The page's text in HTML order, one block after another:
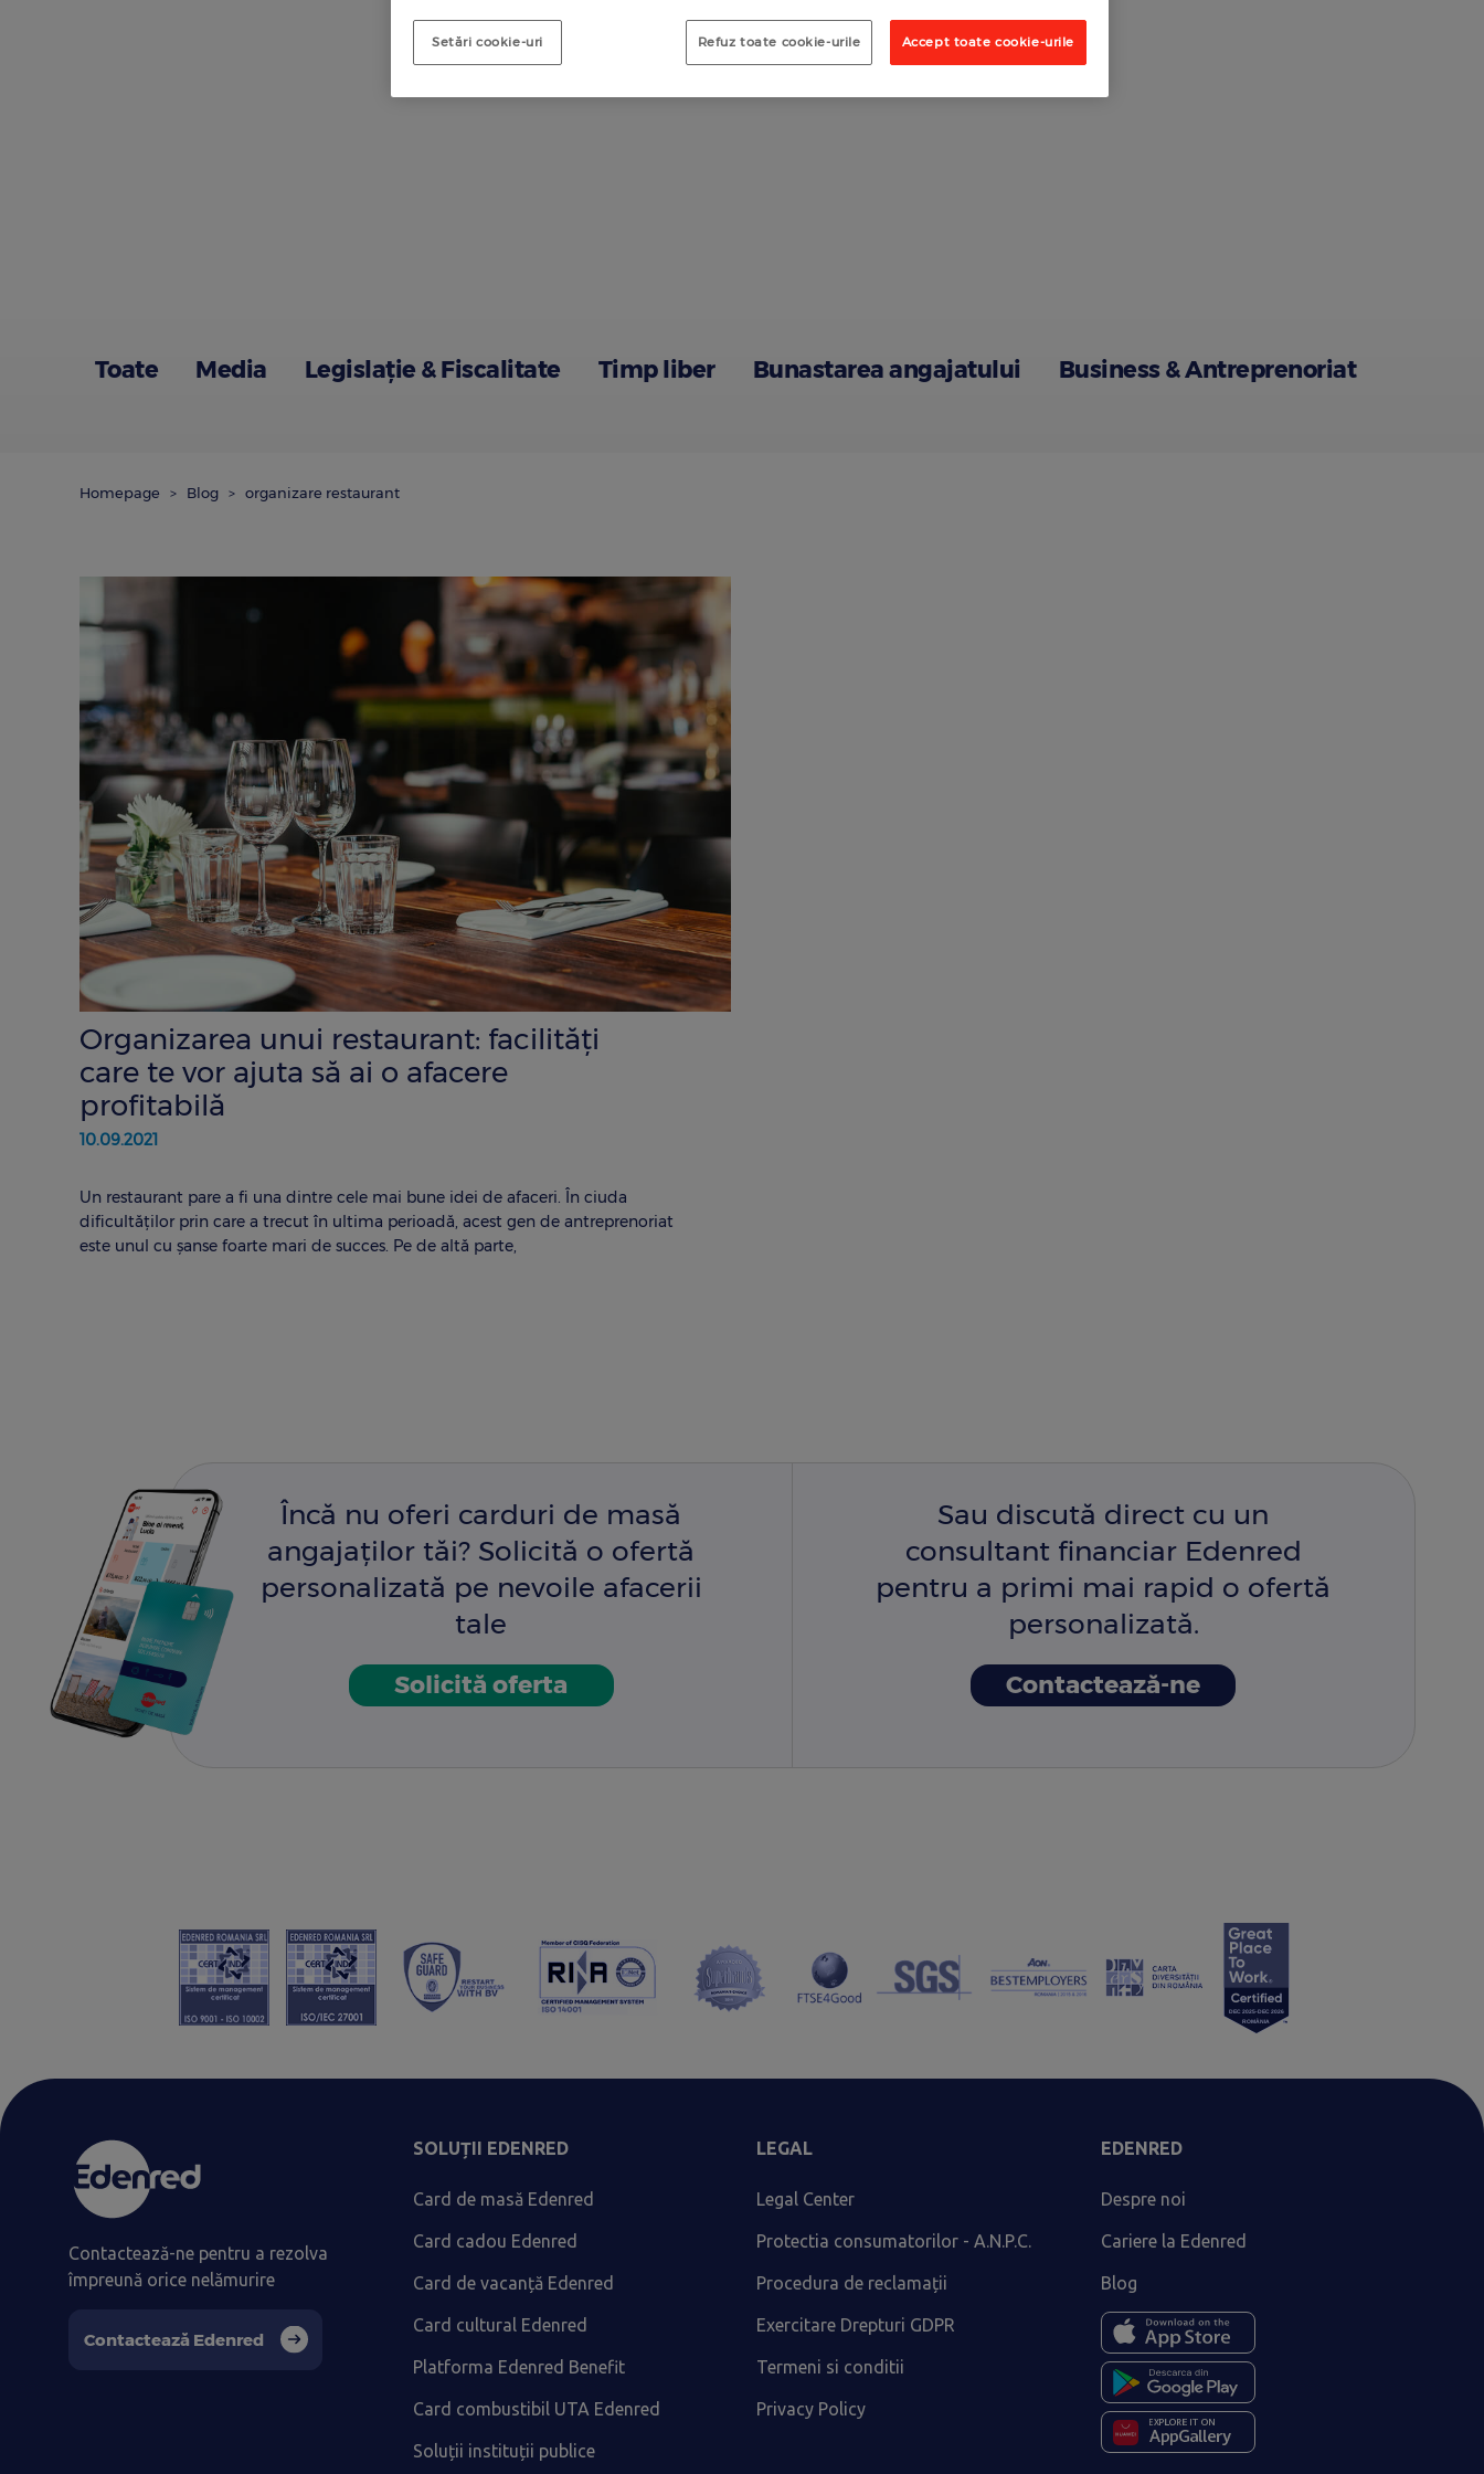
Toate Media Legislație & Fiscalitate Timp liber Bunastarea angajatului Business & Antreprenoriat
Homepage Blog organizare restaurant
Organizarea unui restaurant: facilități
care te vor ajuta să ai o afacere
profitabilă
10.09.2021
Un restaurant pare a fi una dintre cele mai bune idei de afaceri. În ciuda
dificultăților prin care a trecut în ultima perioadă, acest gen de antreprenoriat
este unul cu șanse foarte mari de succes. Pe de altă parte,
Încă nu oferi carduri de masă
angajaților tăi? Solicită o ofertă
personalizată pe nevoile afacerii
tale
Solicită oferta
Sau discută direct cu un
consultant financiar Edenred
pentru a primi mai rapid o ofertă
personalizată.
Contactează-ne
Contactează-ne pentru a rezolva
împreună orice nelămurire
Contactează Edenred
SOLUȚII EDENRED
Card de masă Edenred
Card cadou Edenred
Card de vacanță Edenred
Card cultural Edenred
Platforma Edenred Benefit
Card combustibil UTA Edenred
Soluții instituții publice
LEGAL
Legal Center
Protectia consumatorilor - A.N.P.C.
Procedura de reclamații
Exercitare Drepturi GDPR
Termeni si conditii
Privacy Policy
EDENRED
Despre noi
Cariere la Edenred
Blog
Setări cookie-uri Refuz toate cookie-urile Accept toate cookie-urile